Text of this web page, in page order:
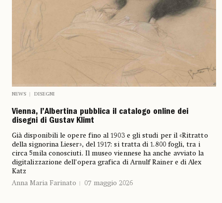
NEWS DISEGNI
Vienna, l’Albertina pubblica il catalogo online dei
disegni di Gustav Klimt
Già disponibili le opere fino al 1903 e gli studi per il «Ritratto
della signorina Lieser», del 1917: si tratta di 1.800 fogli, tra i
circa 5mila conosciuti. Il museo viennese ha anche avviato la
digitalizzazione dell’opera grafica di Arnulf Rainer e di Alex
Katz
Anna Maria Farinato
07 maggio 2026